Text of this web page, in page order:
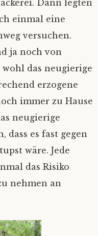
nur Schlick an
Dann legten
einmal eine
versuchen.
ja noch von
das neugierige
erzogene
immer zu Hause
neugierige
dass es fast gegen
wäre. Jede
das Risiko
nehmen an